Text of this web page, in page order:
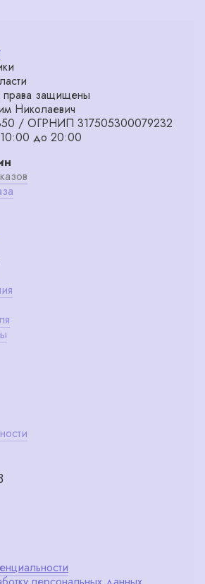
защищены
Николаевич
/ ОГРНИП 317505300079232
до 20:00